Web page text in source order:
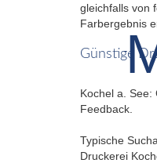
gleichfalls von
Farbergebnis
Günstige
Kochel a.
Feedback.
Typische
Druckerei